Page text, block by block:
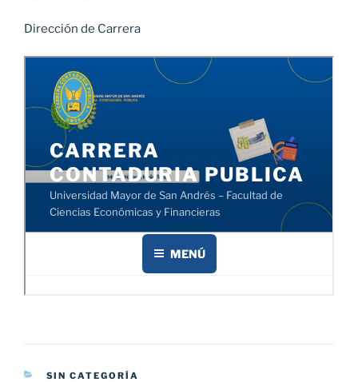
Dirección de Carrera
CATEGORÍAS
SIN CATEGORÍA